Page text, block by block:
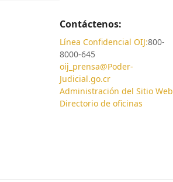
Contáctenos:
Línea Confidencial OIJ:800-
8000-645
oij_prensa@Poder-
Judicial.go.cr
Administración del Sitio Web
Directorio de oficinas